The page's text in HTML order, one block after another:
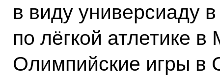
в виду универсиаду
по лёгкой атлетике
Олимпийские игры в